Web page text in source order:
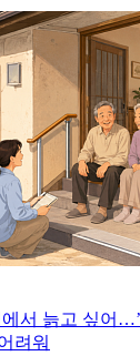
에서 늙고 싶어
려워